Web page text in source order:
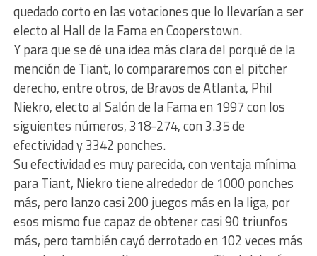
quedado corto en las votaciones que lo llevarían a ser
electo al Hall de la Fama en Cooperstown.
Y para que se dé una idea más clara del porqué de la
mención de Tiant, lo compararemos con el pitcher
derecho, entre otros, de Bravos de Atlanta, Phil
Niekro, electo al Salón de la Fama en 1997 con los
siguientes números, 318-274, con 3.35 de
efectividad y 3342 ponches.
Su efectividad es muy parecida, con ventaja mínima
para Tiant, Niekro tiene alrededor de 1000 ponches
más, pero lanzo casi 200 juegos más en la liga, por
esos mismo fue capaz de obtener casi 90 triunfos
más, pero también cayó derrotado en 102 veces más